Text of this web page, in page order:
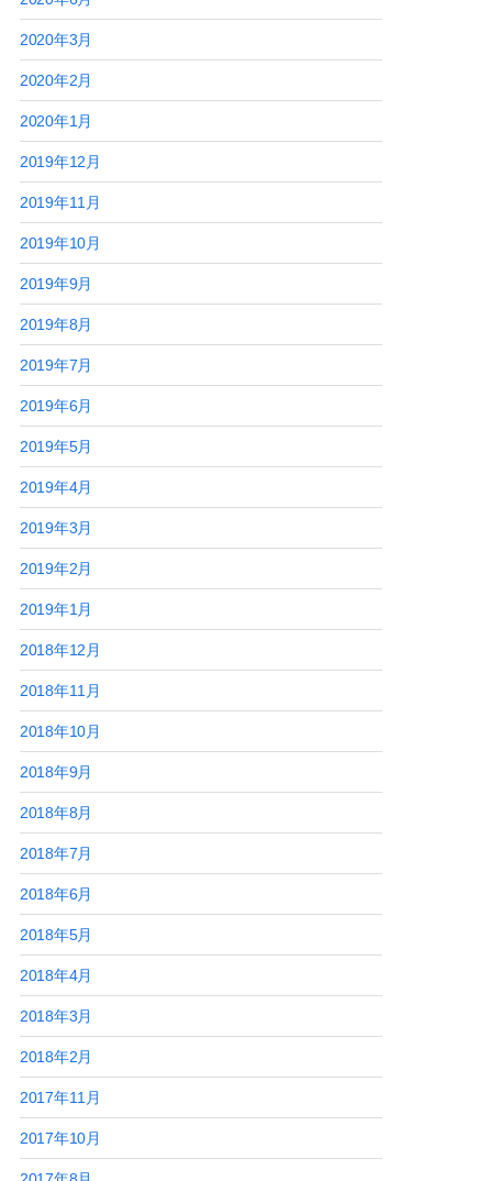
2020年3月
2020年2月
2020年1月
2019年12月
2019年11月
2019年10月
2019年9月
2019年8月
2019年7月
2019年6月
2019年5月
2019年4月
2019年3月
2019年2月
2019年1月
2018年12月
2018年11月
2018年10月
2018年9月
2018年8月
2018年7月
2018年6月
2018年5月
2018年4月
2018年3月
2018年2月
2017年11月
2017年10月